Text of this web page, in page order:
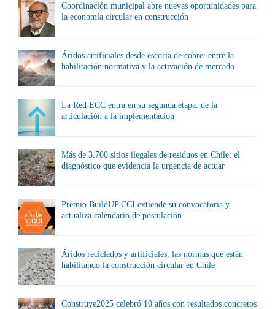
Coordinación municipal abre nuevas oportunidades para
la economía circular en construcción
Áridos artificiales desde escoria de cobre: entre la
habilitación normativa y la activación de mercado
La Red ECC entra en su segunda etapa: de la
articulación a la implementación
Más de 3.700 sitios ilegales de residuos en Chile: el
diagnóstico que evidencia la urgencia de actuar
Premio BuildUP CCI extiende su convocatoria y
actualiza calendario de postulación
Áridos reciclados y artificiales: las normas que están
habilitando la construcción circular en Chile
Construye2025 celebró 10 años con resultados concretos